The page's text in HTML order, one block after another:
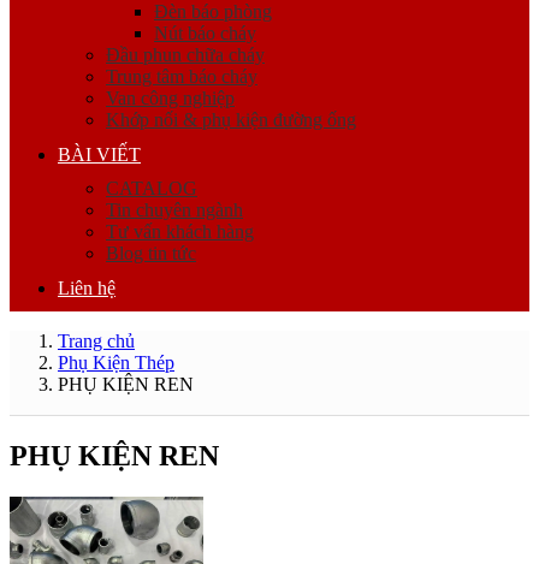
Đèn báo phòng
Nút báo cháy
Đầu phun chữa cháy
Trung tâm báo cháy
Van công nghiệp
Khớp nối & phụ kiện đường ống
BÀI VIẾT
CATALOG
Tin chuyên ngành
Tư vấn khách hàng
Blog tin tức
Liên hệ
Trang chủ
Phụ Kiện Thép
PHỤ KIỆN REN
PHỤ KIỆN REN